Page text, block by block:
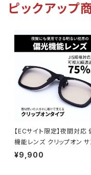
ピックアップ
【ECサイト限定】夜間対応
機能レンズ クリップオン サ
ラス 【AS-3NV BK】 ウェリ
¥9,900